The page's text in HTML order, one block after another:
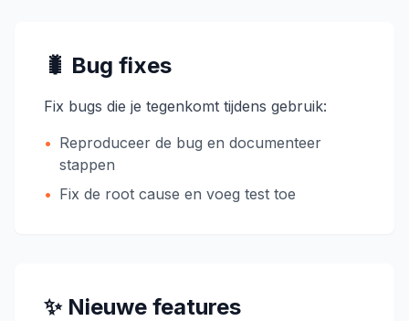
🐛 Bug fixes
Fix bugs die je tegenkomt tijdens gebruik:
• Reproduceer de bug en documenteer
stappen
• Fix de root cause en voeg test toe
✨ Nieuwe features